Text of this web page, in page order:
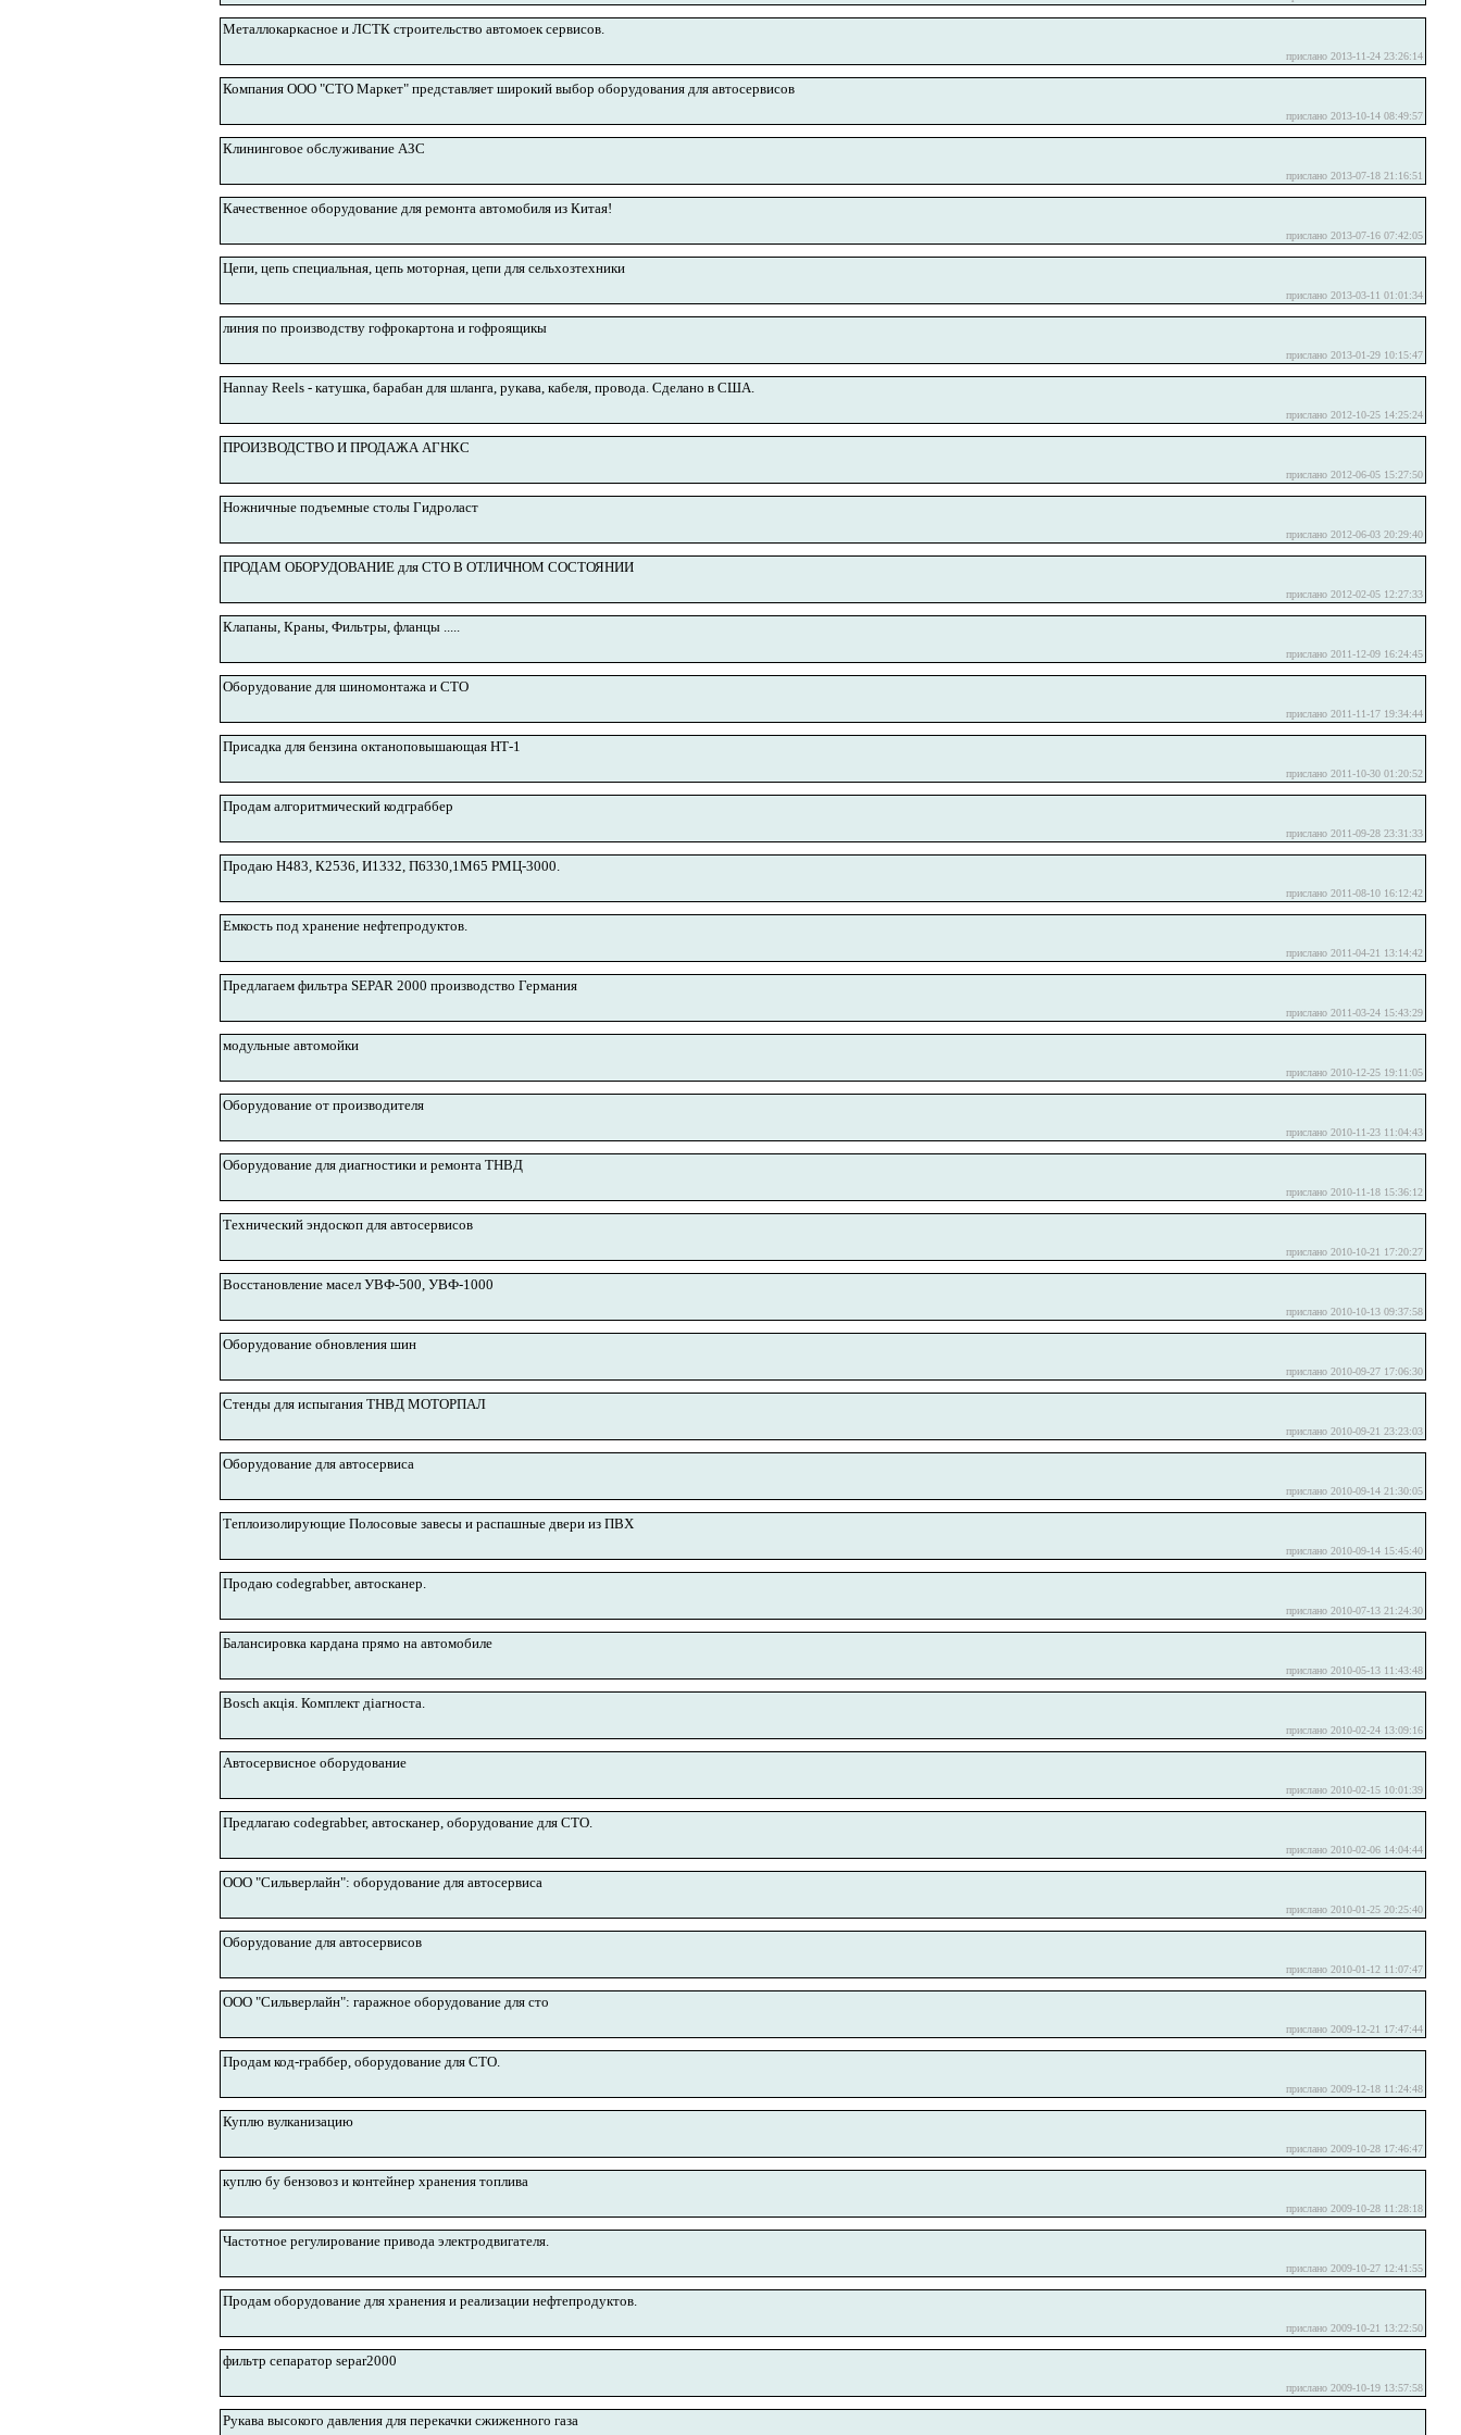
Металлокаркасное и ЛСТК строительство автомоек сервисов.
прислано 2013-11-24 23:26:14
Компания ООО "СТО Маркет" представляет широкий выбор оборудования для автосервисов
прислано 2013-10-14 08:49:57
Клининговое обслуживание АЗС
прислано 2013-07-18 21:16:51
Качественное оборудование для ремонта автомобиля из Китая!
прислано 2013-07-16 07:42:05
Цепи, цепь специальная, цепь моторная, цепи для сельхозтехники
прислано 2013-03-11 01:01:34
линия по производству гофрокартона и гофроящикы
прислано 2013-01-29 10:15:47
Hannay Reels - катушка, барабан для шланга, рукава, кабеля, провода. Сделано в США.
прислано 2012-10-25 14:25:24
ПРОИЗВОДСТВО И ПРОДАЖА АГНКС
прислано 2012-06-05 15:27:50
Ножничные подъемные столы Гидроласт
прислано 2012-06-03 20:29:40
ПРОДАМ ОБОРУДОВАНИЕ для СТО В ОТЛИЧНОМ СОСТОЯНИИ
прислано 2012-02-05 12:27:33
Клапаны, Краны, Фильтры, фланцы .....
прислано 2011-12-09 16:24:45
Оборудование для шиномонтажа и СТО
прислано 2011-11-17 19:34:44
Присадка для бензина октаноповышающая НТ-1
прислано 2011-10-30 01:20:52
Продам алгоритмический кодграббер
прислано 2011-09-28 23:31:33
Продаю Н483, К2536, И1332, П6330,1М65 РМЦ-3000.
прислано 2011-08-10 16:12:42
Емкость под хранение нефтепродуктов.
прислано 2011-04-21 13:14:42
Предлагаем фильтра SEPAR 2000 производство Германия
прислано 2011-03-24 15:43:29
модульные автомойки
прислано 2010-12-25 19:11:05
Оборудование от производителя
прислано 2010-11-23 11:04:43
Оборудование для диагностики и ремонта ТНВД
прислано 2010-11-18 15:36:12
Технический эндоскоп для автосервисов
прислано 2010-10-21 17:20:27
Восстановление масел УВФ-500, УВФ-1000
прислано 2010-10-13 09:37:58
Оборудование обновления шин
прислано 2010-09-27 17:06:30
Стенды для испыгания ТНВД МОТОРПАЛ
прислано 2010-09-21 23:23:03
Оборудование для автосервиса
прислано 2010-09-14 21:30:05
Теплоизолирующие Полосовые завесы и распашные двери из ПВХ
прислано 2010-09-14 15:45:40
Продаю codegrabber, автосканер.
прислано 2010-07-13 21:24:30
Балансировка кардана прямо на автомобиле
прислано 2010-05-13 11:43:48
Bosch акція. Комплект діагноста.
прислано 2010-02-24 13:09:16
Автосервисное оборудование
прислано 2010-02-15 10:01:39
Предлагаю codegrabber, автосканер, оборудование для СТО.
прислано 2010-02-06 14:04:44
ООО "Сильверлайн": оборудование для автосервиса
прислано 2010-01-25 20:25:40
Оборудование для автосервисов
прислано 2010-01-12 11:07:47
ООО "Сильверлайн": гаражное оборудование для сто
прислано 2009-12-21 17:47:44
Продам код-граббер, оборудование для СТО.
прислано 2009-12-18 11:24:48
Куплю вулканизацию
прислано 2009-10-28 17:46:47
куплю бу бензовоз и контейнер хранения топлива
прислано 2009-10-28 11:28:18
Частотное регулирование привода электродвигателя.
прислано 2009-10-27 12:41:55
Продам оборудование для хранения и реализации нефтепродуктов.
прислано 2009-10-21 13:22:50
фильтр сепаратор separ2000
прислано 2009-10-19 13:57:58
Рукава высокого давления для перекачки сжиженного газа